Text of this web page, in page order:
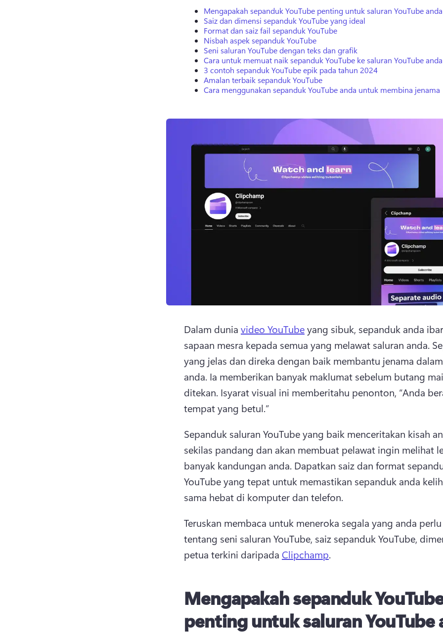
Mengapakah sepanduk YouTube penting untuk saluran YouTube anda
Saiz dan dimensi sepanduk YouTube yang ideal
Format dan saiz fail sepanduk YouTube
Nisbah aspek sepanduk YouTube
Seni saluran YouTube dengan teks dan grafik
Cara untuk memuat naik sepanduk YouTube ke saluran YouTube anda
3 contoh sepanduk YouTube epik pada tahun 2024
Amalan terbaik sepanduk YouTube
Cara menggunakan sepanduk YouTube anda untuk membina jenama
Dalam dunia video YouTube yang sibuk, sepanduk anda
sapaan mesra kepada semua yang melawat saluran anda.
yang jelas dan direka dengan baik membantu jenama
anda. Ia memberikan banyak maklumat sebelum butang
ditekan. Isyarat visual ini memberitahu penonton, “Anda
tempat yang betul.”
Sepanduk saluran YouTube yang baik menceritakan kisah
sekilas pandang dan akan membuat pelawat ingin melihat
banyak kandungan anda. Dapatkan saiz dan format
YouTube yang tepat untuk memastikan sepanduk anda
sama hebat di komputer dan telefon.
Teruskan membaca untuk meneroka segala yang anda
tentang seni saluran YouTube, saiz sepanduk YouTube,
petua terkini daripada Clipchamp.
Mengapakah sepanduk
penting untuk saluran YouTube